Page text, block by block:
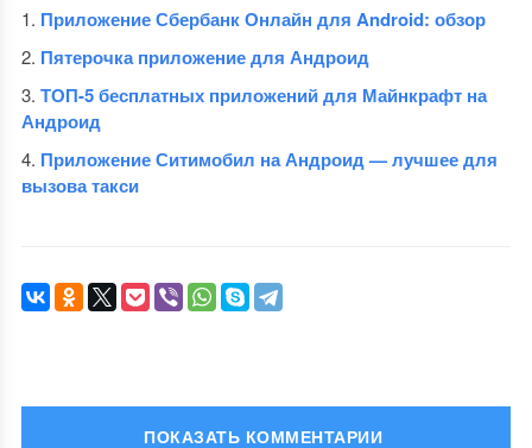
Приложение Сбербанк Онлайн для Android: обзор
Пятерочка приложение для Андроид
ТОП-5 бесплатных приложений для Майнкрафт на
Андроид
Приложение Ситимобил на Андроид — лучшее для
вызова такси